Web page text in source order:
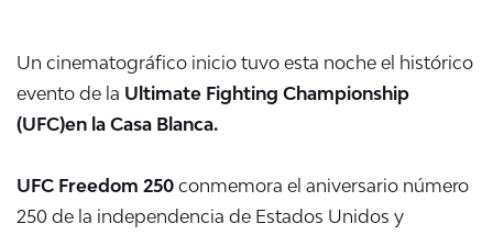
Un cinematográfico inicio tuvo esta noche el histórico
evento de la Ultimate Fighting Championship
(UFC)en la Casa Blanca.
UFC Freedom 250 conmemora el aniversario número
250 de la independencia de Estados Unidos y